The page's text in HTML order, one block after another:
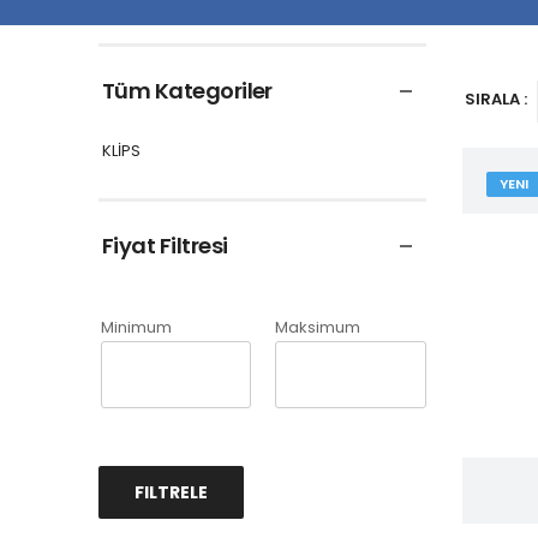
Tüm Kategoriler
KLİPS
Fiyat Filtresi
Minimum Maksimum
FILTRELE
SIRALA :
YENI